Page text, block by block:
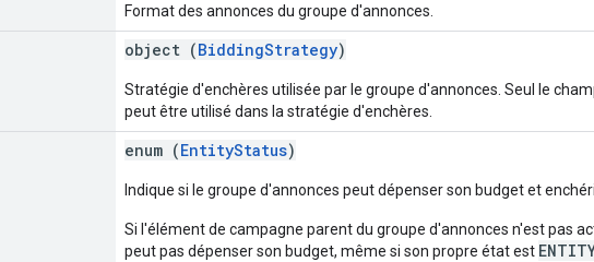
Format des annonces du groupe d'annonces.
object (BiddingStrategy)
Stratégie d'enchères utilisée par le groupe d'annonces. Seul le
peut être utilisé dans la stratégie d'enchères.
enum (EntityStatus)
Indique si le groupe d'annonces peut dépenser son budget et
Si l'élément de campagne parent du groupe d'annonces n'est pas
peut pas dépenser son budget, même si son propre état est